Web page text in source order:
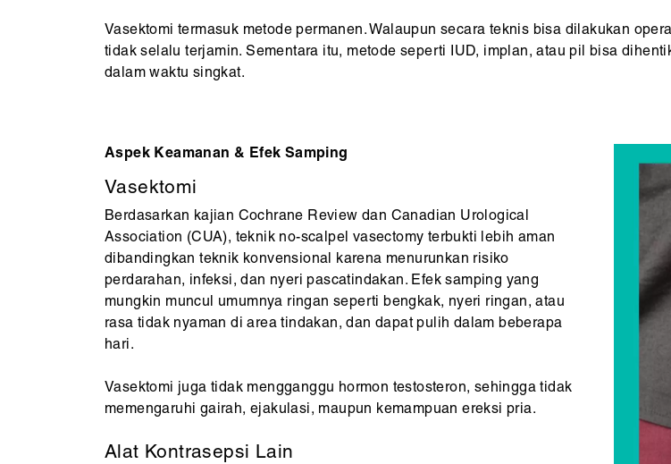
Vasektomi termasuk metode permanen. Walaupun secara teknis bisa dilakukan
tidak selalu terjamin. Sementara itu, metode seperti IUD, implan, atau pil bisa
dalam waktu singkat.
Aspek Keamanan & Efek Samping
Vasektomi
Berdasarkan kajian Cochrane Review dan Canadian Urological
Association (CUA), teknik no-scalpel vasectomy terbukti lebih aman
dibandingkan teknik konvensional karena menurunkan risiko
perdarahan, infeksi, dan nyeri pascatindakan. Efek samping yang
mungkin muncul umumnya ringan seperti bengkak, nyeri ringan, atau
rasa tidak nyaman di area tindakan, dan dapat pulih dalam beberapa
hari.
Vasektomi juga tidak mengganggu hormon testosteron, sehingga tidak
memengaruhi gairah, ejakulasi, maupun kemampuan ereksi pria.
Alat Kontrasepsi Lain